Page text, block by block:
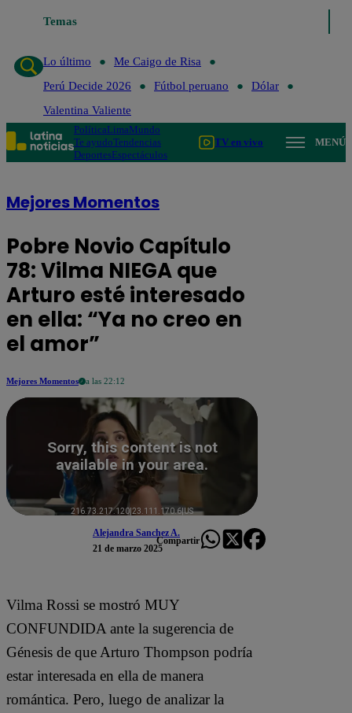
Temas
Lo último
Me Caigo de Risa
Perú Decide 2026
Fútbol peruano
Dólar
Valentina Valiente
PolíticaLimaMundo
Te ayudoTendencias
DeportesEspectáculos
TV en vivo MENÚ
Mejores Momentos
Pobre Novio Capítulo
78: Vilma NIEGA que
Arturo esté interesado
en ella: “Ya no creo en
el amor”
Mejores Momentos a las 22:12
Alejandra Sanchez A.
21 de marzo 2025
Compartir
Vilma Rossi se mostró MUY
CONFUNDIDA ante la sugerencia de
Génesis de que Arturo Thompson podría
estar interesada en ella de manera
romántica. Pero, luego de analizar la